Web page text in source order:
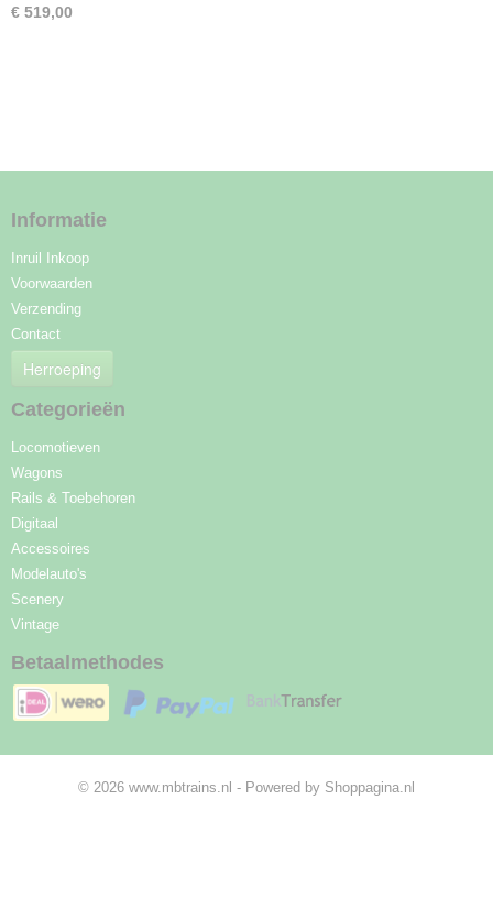
€ 519,00
Informatie
Inruil Inkoop
Voorwaarden
Verzending
Contact
Herroeping
Categorieën
Locomotieven
Wagons
Rails & Toebehoren
Digitaal
Accessoires
Modelauto's
Scenery
Vintage
Betaalmethodes
© 2026 www.mbtrains.nl - Powered by Shoppagina.nl